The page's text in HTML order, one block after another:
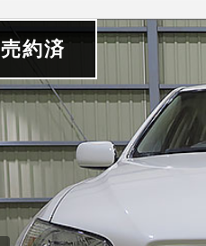
売約済